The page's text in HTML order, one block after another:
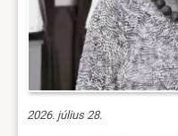
2026. július 28.